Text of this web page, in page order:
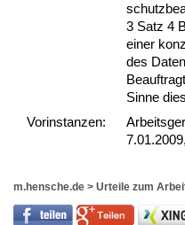
3 Satz 4
ei­ner
des
Sin­ne
Vor­ins­tan­zen:
m.hensche.de > Urteile zum